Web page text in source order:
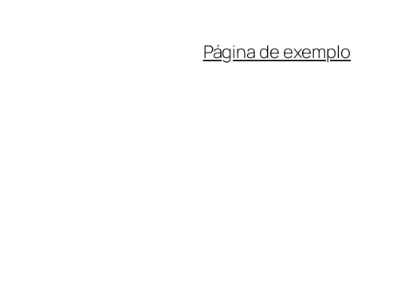
Página de exemplo